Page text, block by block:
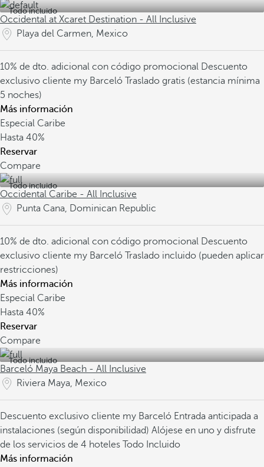
Todo incluido
Occidental at Xcaret Destination - All Inclusive
Playa del Carmen, Mexico
10% de dto. adicional con código promocional Descuento
exclusivo cliente my Barceló Traslado gratis (estancia mínima
5 noches)
Más información
Especial Caribe
Hasta 40%
Reservar
Compare
Todo incluido
Occidental Caribe - All Inclusive
Punta Cana, Dominican Republic
10% de dto. adicional con código promocional Descuento
exclusivo cliente my Barceló Traslado incluido (pueden aplicar
restricciones)
Más información
Especial Caribe
Hasta 40%
Reservar
Compare
Todo incluido
Barceló Maya Beach - All Inclusive
Riviera Maya, Mexico
Descuento exclusivo cliente my Barceló Entrada anticipada a
instalaciones (según disponibilidad) Alójese en uno y disfrute
de los servicios de 4 hoteles Todo Incluido
Más información